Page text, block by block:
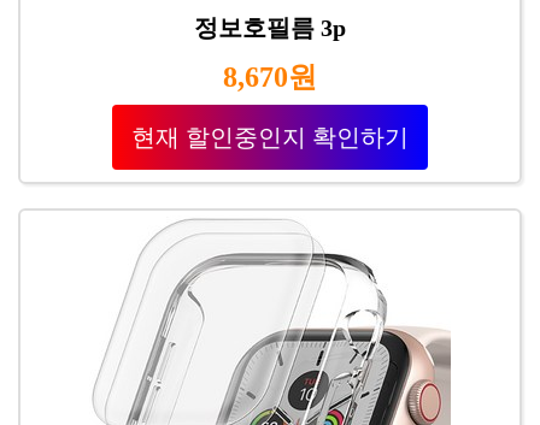
정보호필름 3p
8,670원
현재 할인중인지 확인하기